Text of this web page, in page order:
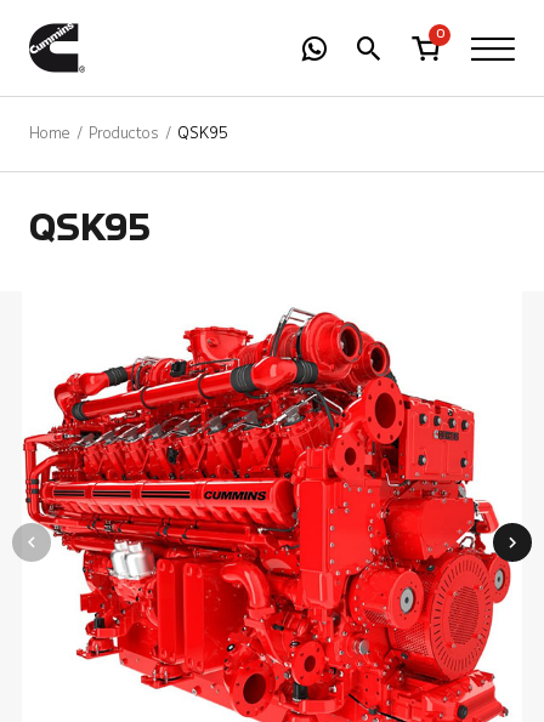
0
Home Productos QSK95
QSK95